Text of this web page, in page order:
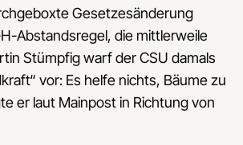
Gesetzesänderung
Abstandsregel, die mittlerweile
Stümpfig warf der CSU damals
vor: Es helfe nichts, Bäume zu
er laut Mainpost in Richtung von